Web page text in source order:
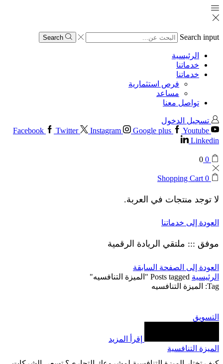
Search input
Search
الرئيسية
خدماتنا
خدماتنا
فرص استثمارية
مساعد
تواصل معنا
تسجيل الدخول
Facebook
Twitter Instagram Google plus
Youtube
Linkedin
0
0
0
Shopping Cart
لا توجد منتجات في العربة.
العودة إلى خدماتنا
موفق ::: ملتقي الريادة الرقمية
العودة إلى الصفحة السابقة
الرئيسية Posts tagged "الميزة التنافسيه"
Tag: الميزة التنافسيه
التسويق
إقرأ المزيد
الميزة التنافسية